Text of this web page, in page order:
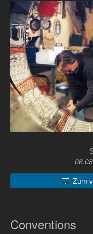
Zum
Conventions